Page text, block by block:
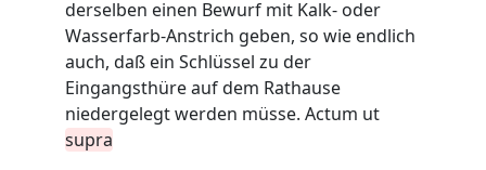
derselben einen Bewurf mit Kalk- oder
Wasserfarb-Anstrich geben, so wie endlich
auch, daß ein Schlüssel zu der
Eingangsthüre auf dem Rathause
niedergelegt werden müsse.Actum ut
supra